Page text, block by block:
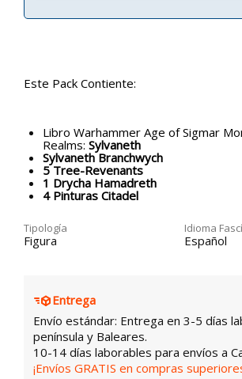
Este Pack Contiente:
Libro Warhammer Age of Sigmar
Realms: Sylvaneth
Sylvaneth Branchwych
5 Tree-Revenants
1 Drycha Hamadreth
4 Pinturas Citadel
Tipología
Figura
Idioma
Español
Entrega
Envío estándar: Entrega en 3-5 días
península y Baleares.
10-14 días laborables para envíos a
¡Envíos GRATIS en compras